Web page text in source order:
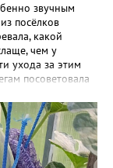
звучным
посёлков
какой
чем у
ухода за этим
посоветовала
Валентина. – У
– «Жемчуг».
компактный.
Цветёт в
что редко